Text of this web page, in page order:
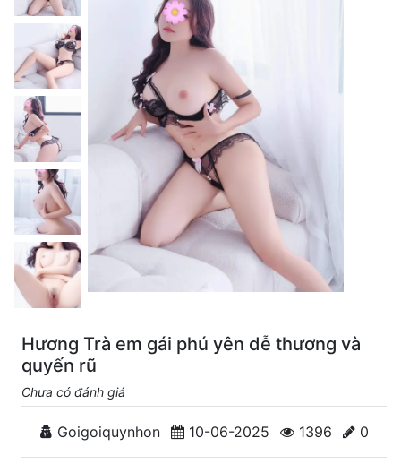
Hương Trà em gái phú yên dễ thương và
quyến rũ
Chưa có đánh giá
Goigoiquynhon 10-06-2025 1396 0